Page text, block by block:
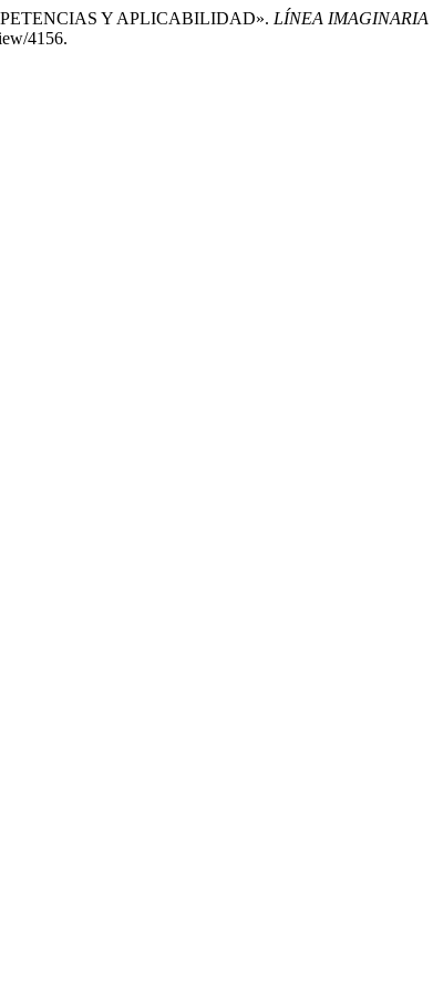
Y APLICABILIDAD». LÍNEA IMAGINARIA
4156.